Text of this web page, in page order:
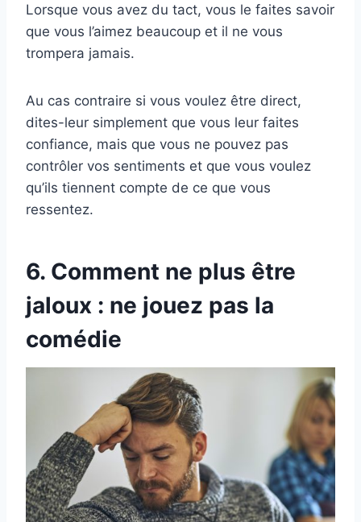
Lorsque vous avez du tact, vous le faites savoir
que vous l’aimez beaucoup et il ne vous
trompera jamais.
Au cas contraire si vous voulez être direct,
dites-leur simplement que vous leur faites
confiance, mais que vous ne pouvez pas
contrôler vos sentiments et que vous voulez
qu’ils tiennent compte de ce que vous
ressentez.
6. Comment ne plus être
jaloux : ne jouez pas la
comédie